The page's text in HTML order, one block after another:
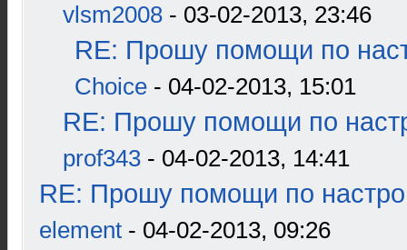
vlsm2008 - 03-02-2013, 23:46
RE: Прошу помощи по
Choice - 04-02-2013, 15:01
RE: Прошу помощи по
prof343 - 04-02-2013, 14:41
RE: Прошу помощи по
element - 04-02-2013, 09:26